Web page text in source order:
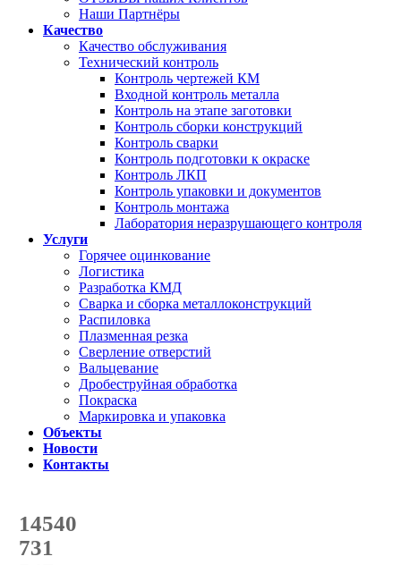
Наши Партнёры
Качество
Качество обслуживания
Технический контроль
Контроль чертежей КМ
Входной контроль металла
Контроль на этапе заготовки
Контроль сборки конструкций
Контроль сварки
Контроль подготовки к окраске
Контроль ЛКП
Контроль упаковки и документов
Контроль монтажа
Лаборатория неразрушающего контроля
Услуги
Горячее оцинкование
Логистика
Разработка КМД
Сварка и сборка металлоконструкций
Распиловка
Плазменная резка
Сверление отверстий
Вальцевание
Дробеструйная обработка
Покраска
Маркировка и упаковка
Объекты
Новости
Контакты
14540
с начала года
731
с начала месяца